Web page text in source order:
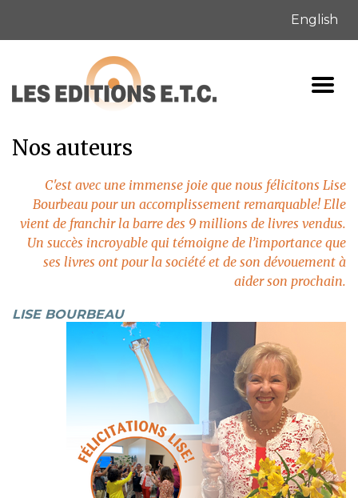
English
Nos auteurs
C'est avec une immense joie que nous félicitons Lise
Bourbeau pour un accomplissement remarquable! Elle
vient de franchir la barre des 9 millions de livres vendus.
Un succès incroyable qui témoigne de l’importance que
ses livres ont pour la société et de son dévouement à
aider son prochain.
LISE BOURBEAU